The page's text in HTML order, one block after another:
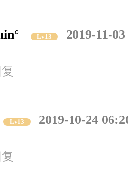
Lv13
2019-11-
Lv13
2019-10-24